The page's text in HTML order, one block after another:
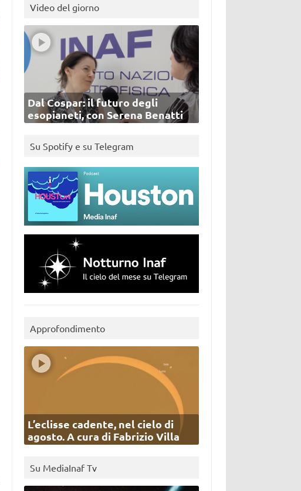
Video del giorno
Dal Cospar: il futuro degli
esopianeti, con Serena Benatti
Su Spotify e su Telegram
Approfondimento
L’eclisse cadente, nel cielo di
agosto. A cura di Fabrizio Villa
Su MediaInaf Tv